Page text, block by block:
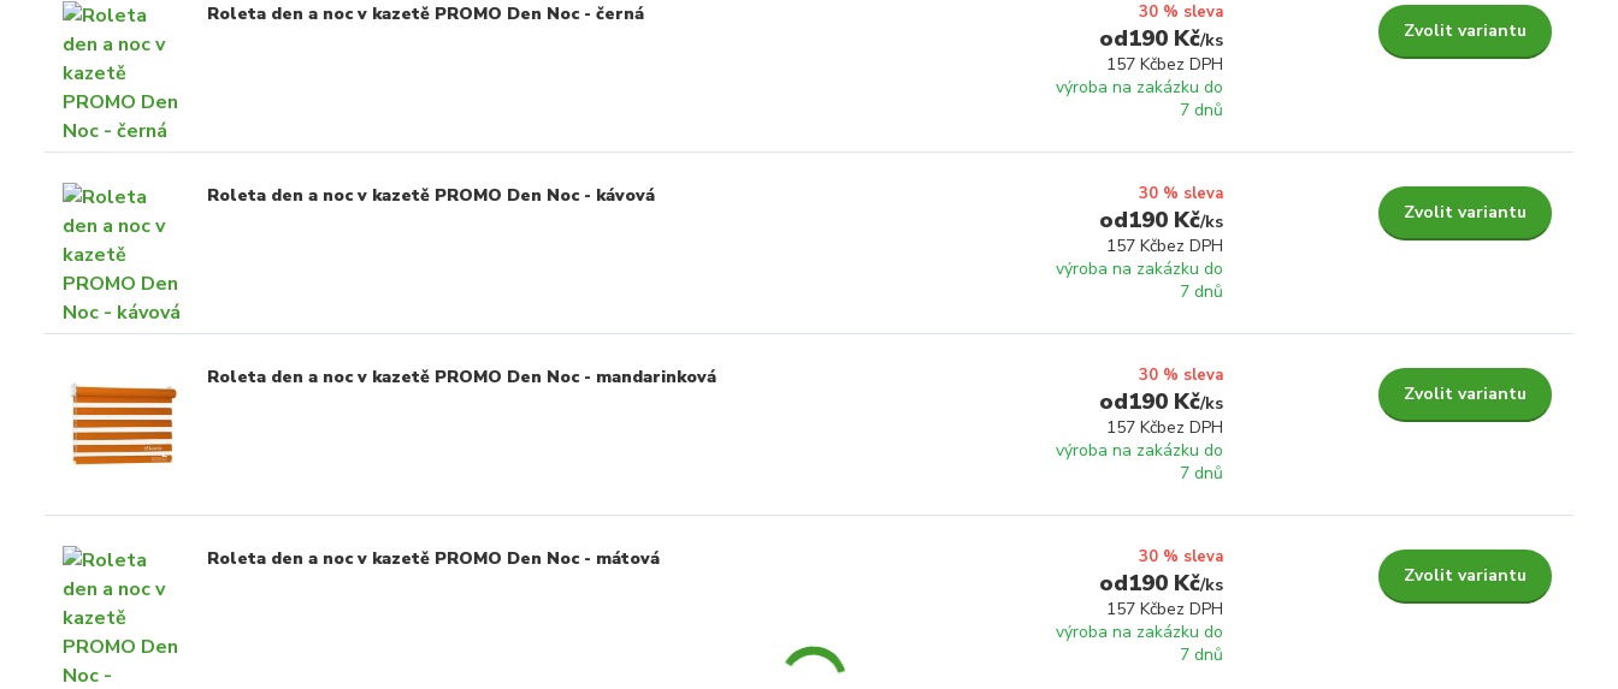
Roleta den a noc v kazetě PROMO Den Noc - černá 30 % sleva
190 Kč/ks
157 Kčbez DPH
výroba na zakázku do
7 dnů
Zvolit variantu
Roleta den a noc v kazetě PROMO Den Noc - kávová 30 % sleva
190 Kč/ks
157 Kčbez DPH
výroba na zakázku do
7 dnů
Zvolit variantu
Roleta den a noc v kazetě PROMO Den Noc - mandarinková 30 % sleva
190 Kč/ks
157 Kčbez DPH
výroba na zakázku do
7 dnů
Zvolit variantu
Roleta den a noc v kazetě PROMO Den Noc - mátová 30 % sleva
190 Kč/ks
157 Kčbez DPH
výroba na zakázku do
7 dnů
Zvolit variantu